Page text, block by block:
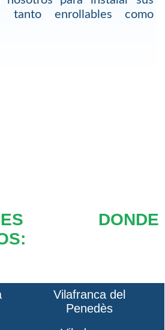
tanto enrollables como
DONDE
Vilafranca del
Penedès